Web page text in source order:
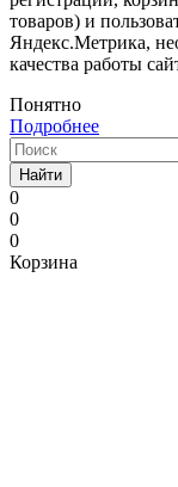
товаров) и
Яндекс.Метрика,
качества работы
Понятно
Подробнее
Найти
0
0
0
Корзина